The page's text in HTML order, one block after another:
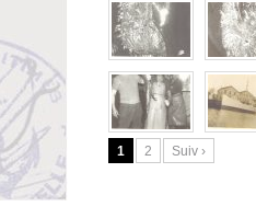
1 2 Suiv ›